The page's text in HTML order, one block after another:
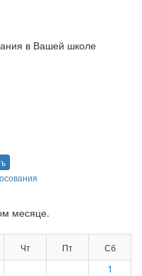
в Вашей школе
месяце.
Чт Пт Сб
1